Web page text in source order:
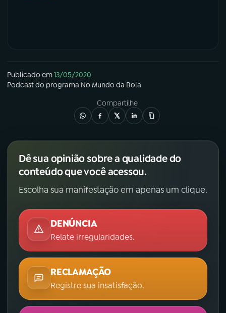
Publicado em13/05/2020
Podcastdo programa No Mundo da Bola
Compartilhe
Dê sua opinião sobre a qualidade do
conteúdo que você acessou.
Escolha sua manifestação em apenas um clique.
DENÚNCIA
Relate irregularidades.
RECLAMAÇÃO
Registre sua insatisfação.